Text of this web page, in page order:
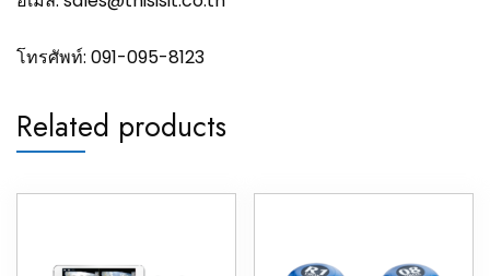
โทรศัพท์: 091-095-8123
Related products